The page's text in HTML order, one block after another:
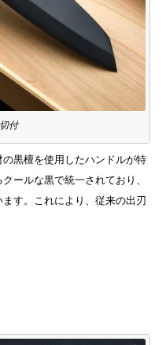
付
黒檀を使用したハンドルが特
ールな黒で統一されており、
す。これにより、従来の出刃